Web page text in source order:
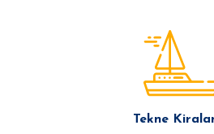
Tekne